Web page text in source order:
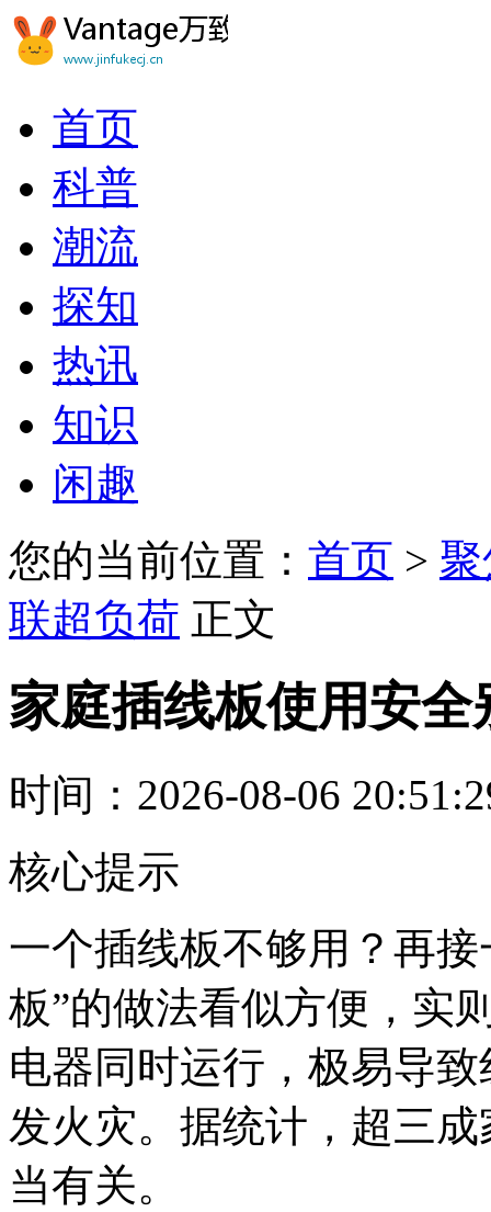
首页
科普
潮流
探知
热讯
知识
闲趣
您的当前位置： 首页 >
联超负荷 正文
家庭插线板使用安全
时间：2026-08-06
核心提示
一个插线板不够用？再
板”的做法看似方便，实
电器同时运行，极易导
发火灾。据统计，超三
当有关。